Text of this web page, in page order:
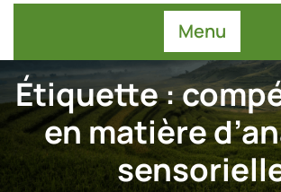
Menu
Étiquette :
en matière